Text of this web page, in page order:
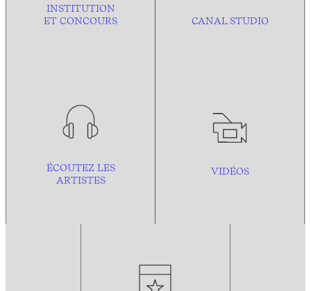
INSTITUTION
ET CONCOURS
CANAL STUDIO
ÉCOUTEZ LES
ARTISTES
VIDÉOS